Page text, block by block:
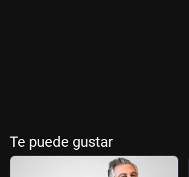
Te puede gustar